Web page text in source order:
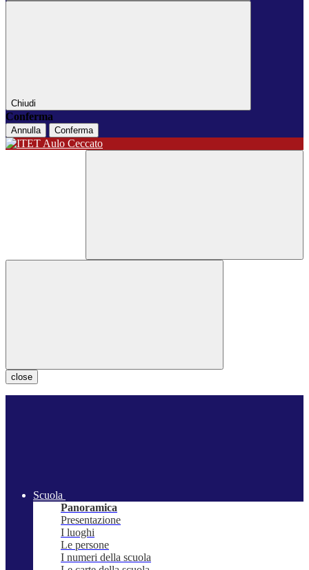
Chiudi
Conferma
Annulla Conferma
close
Scuola
Panoramica
Presentazione
I luoghi
Le persone
I numeri della scuola